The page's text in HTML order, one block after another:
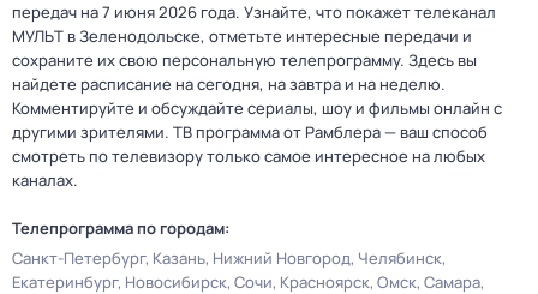
передач на 7 июня 2026 года. Узнайте, что покажет телеканал
МУЛЬТ в Зеленодольске, отметьте интересные передачи и
сохраните их свою персональную телепрограмму. Здесь вы
найдете расписание на сегодня, на завтра и на неделю.
Комментируйте и обсуждайте сериалы, шоу и фильмы онлайн с
другими зрителями. ТВ программа от Рамблера — ваш способ
смотреть по телевизору только самое интересное на любых
каналах.
Телепрограмма по городам:
Санкт-Петербург Казань Нижний Новгород Челябинск
Екатеринбург Новосибирск Сочи Красноярск Омск Самара